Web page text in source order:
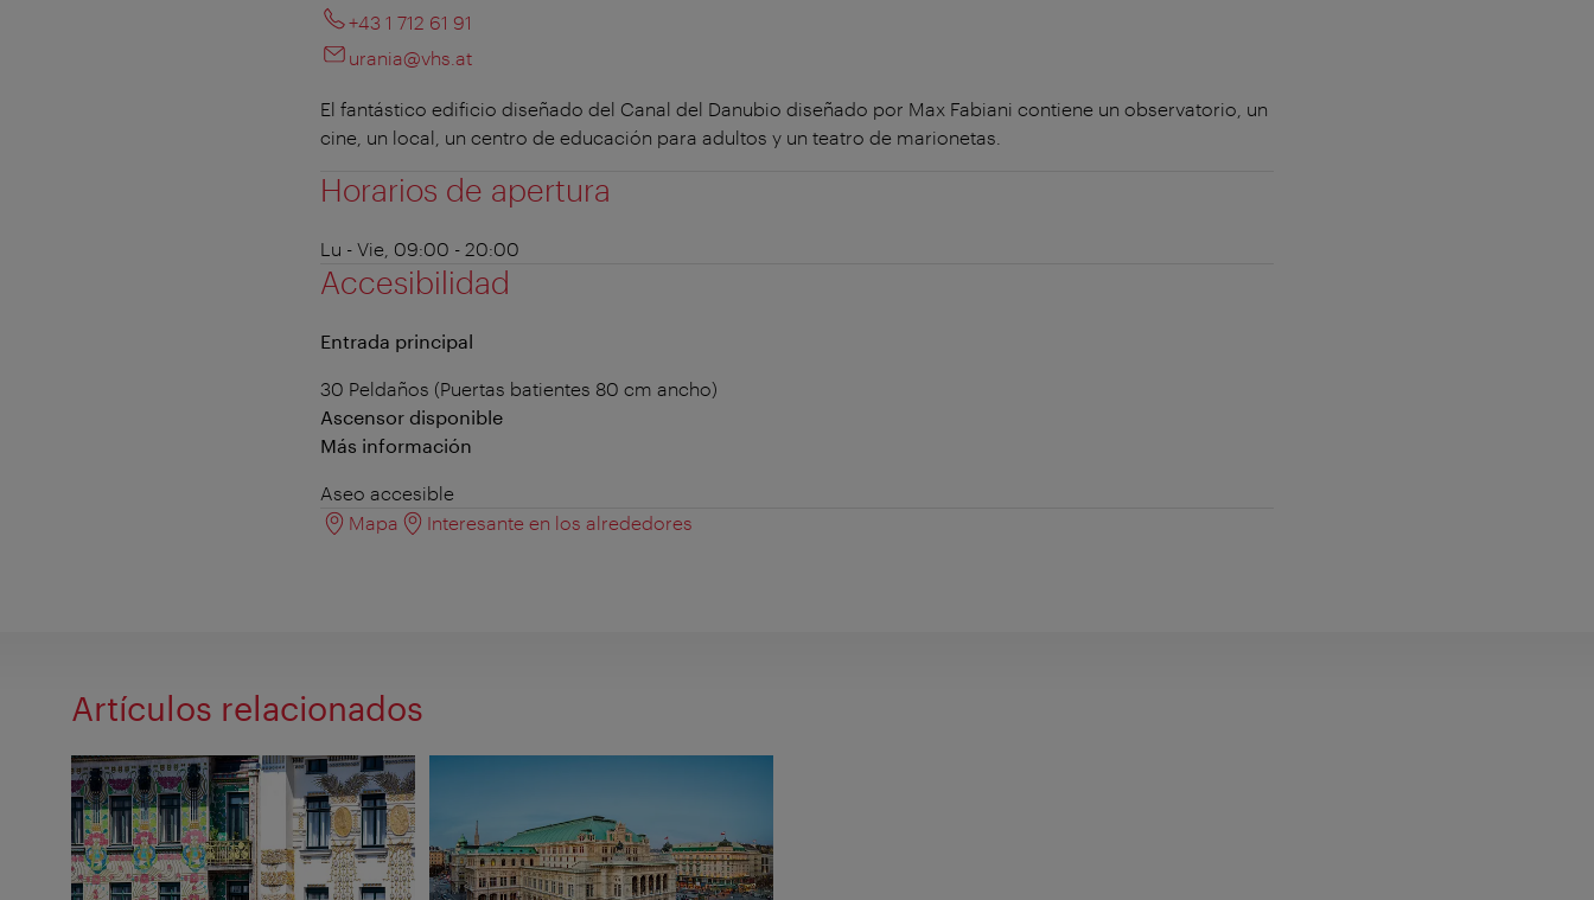
+43 1 712 61 91
urania@vhs.at
El fantástico edificio diseñado del Canal del Danubio diseñado por Max Fabiani contiene un observatorio, un
cine, un local, un centro de educación para adultos y un teatro de marionetas.
Horarios de apertura
Lu - Vie, 09:00 - 20:00
Accesibilidad
Entrada principal
30 Peldaños (Puertas batientes 80 cm ancho)
Ascensor disponible
Más información
Aseo accesible
Mapa
Interesante en los alrededores
Artículos relacionados